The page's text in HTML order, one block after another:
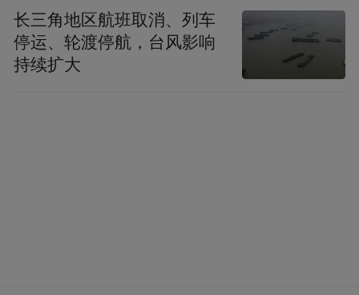
长三角地区航班取消、列车
停运、轮渡停航，台风影响
持续扩大